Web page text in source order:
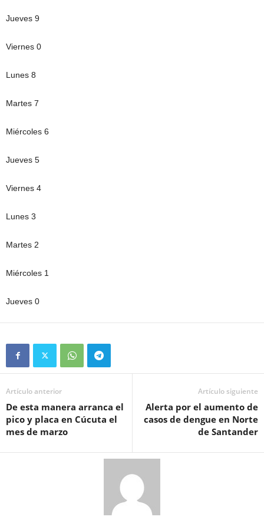
Jueves 9
Viernes 0
Lunes 8
Martes 7
Miércoles 6
Jueves 5
Viernes 4
Lunes 3
Martes 2
Miércoles 1
Jueves 0
Artículo anterior
De esta manera arranca el
pico y placa en Cúcuta el
mes de marzo
Artículo siguiente
Alerta por el aumento de
casos de dengue en Norte
de Santander